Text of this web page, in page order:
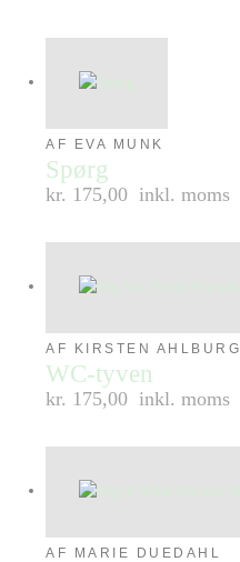
AF EVA MUNK
Spørg
kr. 175,00 inkl. moms
AF KIRSTEN AHLBURG
WC-tyven
kr. 175,00 inkl. moms
AF MARIE DUEDAHL